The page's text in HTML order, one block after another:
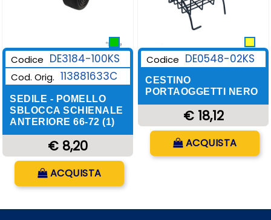
Codice DE3184-100KS
Cod. Orig. 113881633C
SEDILE - POMELLO
SBLOCCA SCHIENALE
ANTERIORE 66-72 (1)
€ 8,20
ACQUISTA
Codice DE0548-02KS
CESTINO
PORTAOGGETTI NERO
€ 18,12
ACQUISTA